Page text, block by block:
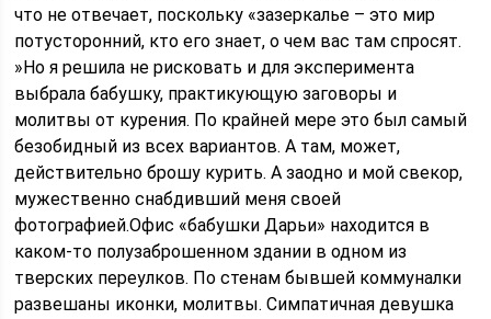
что не отвечает, поскольку «зазеркалье – это мир
потусторонний, кто его знает, о чем вас там спросят.
»Но я решила не рисковать и для эксперимента
выбрала бабушку, практикующую заговоры и
молитвы от курения. По крайней мере это был самый
безобидный из всех вариантов. А там, может,
действительно брошу курить. А заодно и мой свекор,
мужественно снабдивший меня своей
фотографией.Офис «бабушки Дарьи» находится в
каком-то полузаброшенном здании в одном из
тверских переулков. По стенам бывшей коммуналки
развешаны иконки, молитвы. Симпатичная девушка